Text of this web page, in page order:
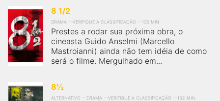
8 1/2
DRAMA VERIFIQUE A CLASSIFICAÇÃO 139 MIN
Prestes a rodar sua próxima obra, o
cineasta Guido Anselmi (Marcello
Mastroianni) ainda não tem idéia de como
será o filme. Mergulhado em...
8½
ALTERNATIVO DRAMA VERIFIQUE A CLASSIFICAÇÃO 132 MIN
FilmesNoCinema.com.br
sessões de cinema no Brasil. Através dele, você pode
encontrar os filmes no cinema mais próximos a você ou a
qualquer cidade em território brasileiro. Você pode também
acessar informações sobre cinemas, horários, assistir aos
trailers e muito mais.